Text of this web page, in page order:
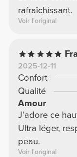
rafraîchissant.
Voir l'original
2025-12-11
Confort
Qualité
Amour
J'adore ce
Ultra léger,
peau.
Voir l'original